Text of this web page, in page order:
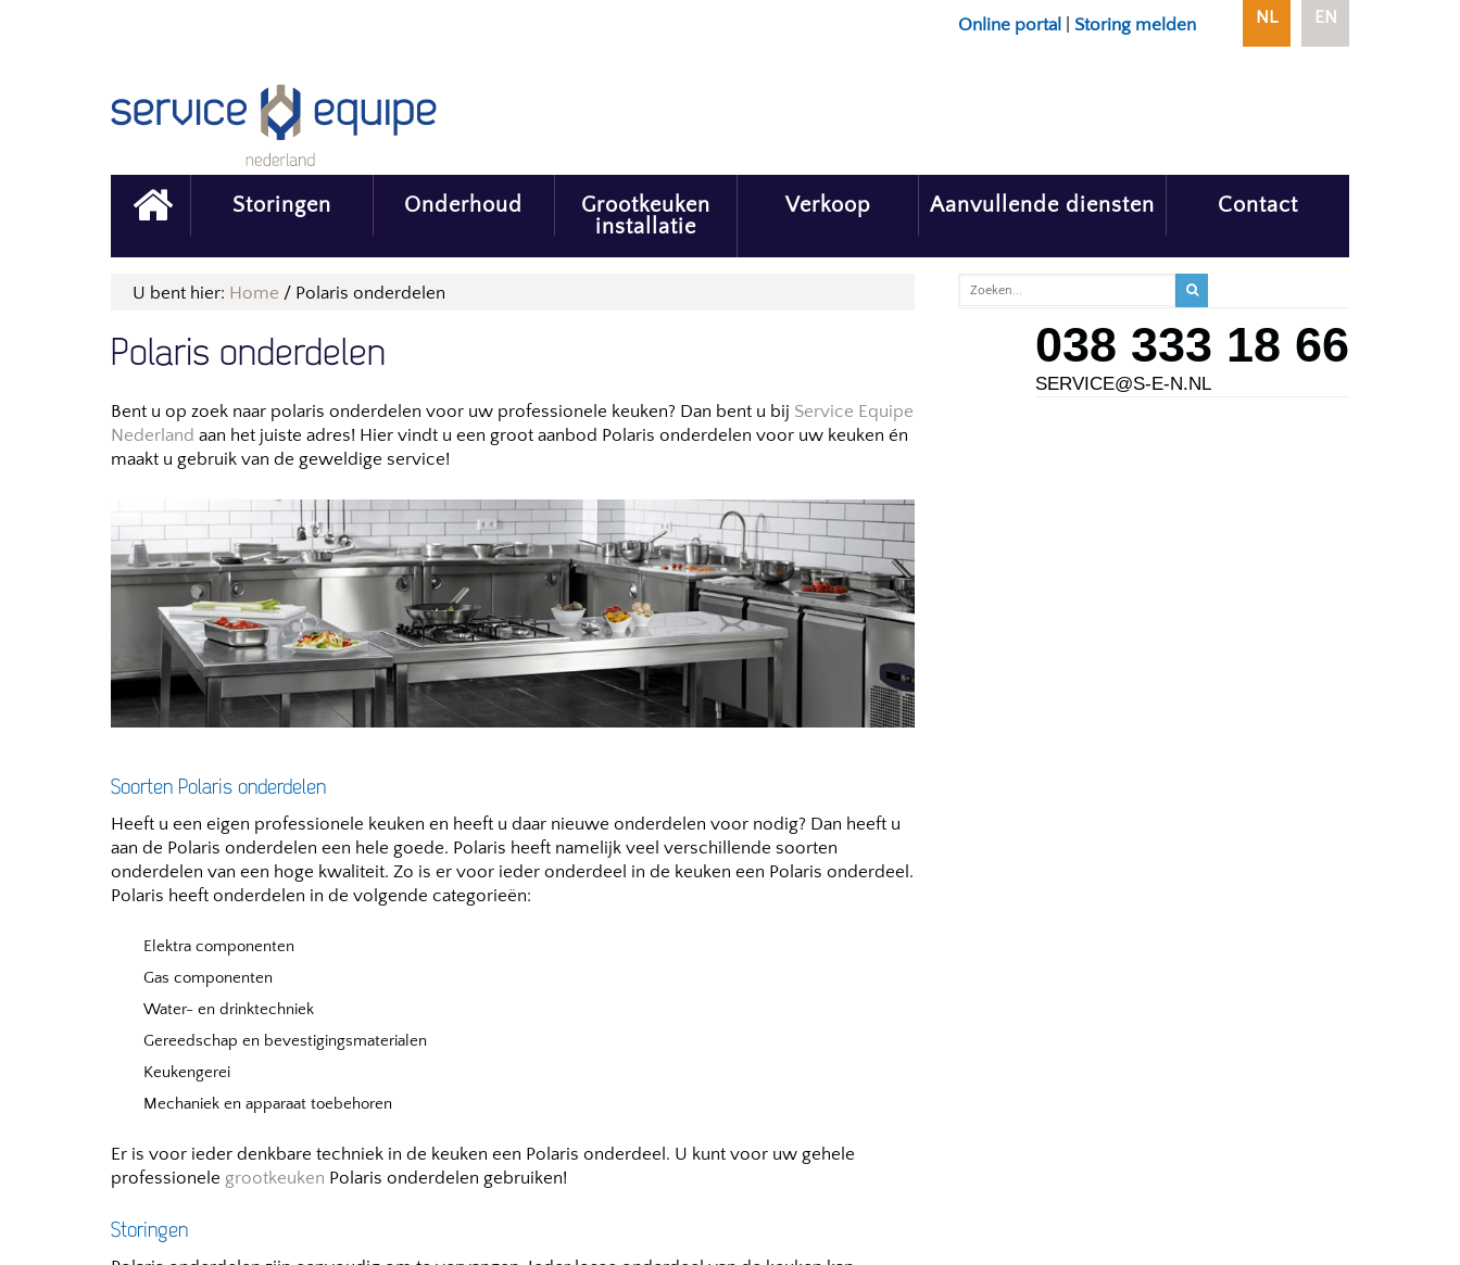
EN
NL
Online portal Storing melden
Storingen Onderhoud
Grootkeuken
installatie
Verkoop Aanvullende diensten Contact
U bent hier: Home / Polaris onderdelen
Polaris onderdelen
Bent u op zoek naar polaris onderdelen voor uw professionele keuken? Dan bent u bij Service Equipe
Nederland aan het juiste adres! Hier vindt u een groot aanbod Polaris onderdelen voor uw keuken én
maakt u gebruik van de geweldige service!
Soorten Polaris onderdelen
Heeft u een eigen professionele keuken en heeft u daar nieuwe onderdelen voor nodig? Dan heeft u
aan de Polaris onderdelen een hele goede. Polaris heeft namelijk veel verschillende soorten
onderdelen van een hoge kwaliteit. Zo is er voor ieder onderdeel in de keuken een Polaris onderdeel.
Polaris heeft onderdelen in de volgende categorieën:
Elektra componenten
Gas componenten
Water- en drinktechniek
Gereedschap en bevestigingsmaterialen
Keukengerei
Mechaniek en apparaat toebehoren
Er is voor ieder denkbare techniek in de keuken een Polaris onderdeel. U kunt voor uw gehele
professionele grootkeuken Polaris onderdelen gebruiken!
Storingen
038 333 18 66
SERVICE@S-E-N.NL